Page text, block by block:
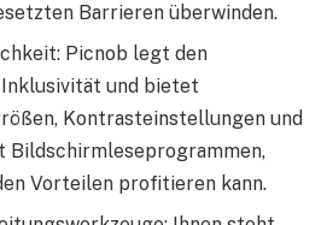
Barrieren überwinden.
Picnob legt den
und bietet
Kontrasteinstellungen und
Bildschirmleseprogrammen,
Vorteilen profitieren kann.